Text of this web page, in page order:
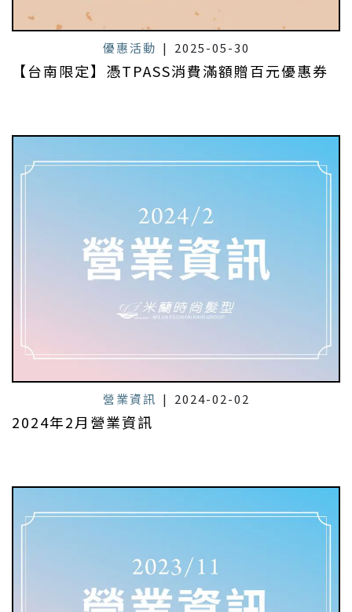
優惠活動 | 2025-05-30
【台南限定】憑TPASS消費滿額贈百元優惠券
營業資訊 | 2024-02-02
2024年2月營業資訊